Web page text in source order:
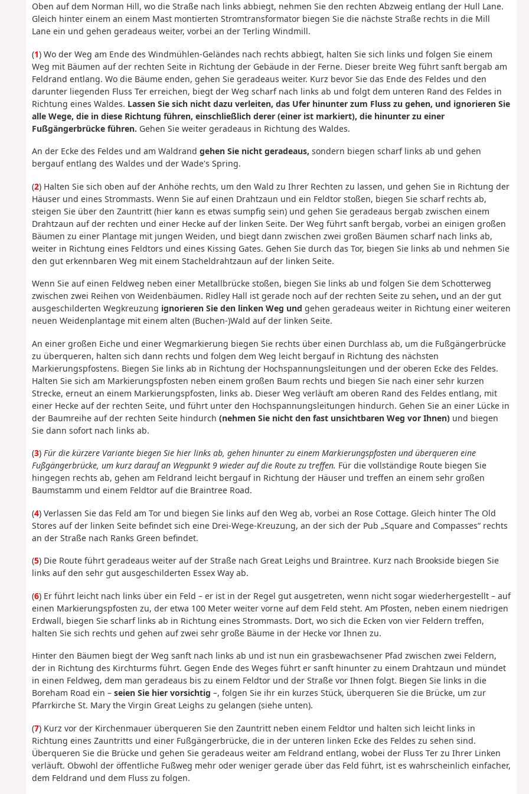
Oben auf dem Norman Hill, wo die Straße nach links abbiegt, nehmen Sie den rechten Abzweig entlang der Hull Lane.
Gleich hinter einem an einem Mast montierten Stromtransformator biegen Sie die nächste Straße rechts in die Mill
Lane ein und gehen geradeaus weiter, vorbei an der Terling Windmill.
(1) Wo der Weg am Ende des Windmühlen-Geländes nach rechts abbiegt, halten Sie sich links und folgen Sie einem
Weg mit Bäumen auf der rechten Seite in Richtung der Gebäude in der Ferne. Dieser breite Weg führt sanft bergab am
Feldrand entlang. Wo die Bäume enden, gehen Sie geradeaus weiter. Kurz bevor Sie das Ende des Feldes und den
darunter liegenden Fluss Ter erreichen, biegt der Weg scharf nach links ab und folgt dem unteren Rand des Feldes in
Richtung eines Waldes. Lassen Sie sich nicht dazu verleiten, das Ufer hinunter zum Fluss zu gehen, und ignorieren Sie
alle Wege, die in diese Richtung führen, einschließlich derer (einer ist markiert), die hinunter zu einer
Fußgängerbrücke führen. Gehen Sie weiter geradeaus in Richtung des Waldes.
An der Ecke des Feldes und am Waldrand gehen Sie nicht geradeaus, sondern biegen scharf links ab und gehen
bergauf entlang des Waldes und der Wade's Spring.
(2) Halten Sie sich oben auf der Anhöhe rechts, um den Wald zu Ihrer Rechten zu lassen, und gehen Sie in Richtung der
Häuser und eines Strommasts. Wenn Sie auf einen Drahtzaun und ein Feldtor stoßen, biegen Sie scharf rechts ab,
steigen Sie über den Zauntritt (hier kann es etwas sumpfig sein) und gehen Sie geradeaus bergab zwischen einem
Drahtzaun auf der rechten und einer Hecke auf der linken Seite. Der Weg führt sanft bergab, vorbei an einigen großen
Bäumen zu einer Plantage mit jungen Weiden, und biegt dann zwischen zwei großen Bäumen scharf nach links ab,
weiter in Richtung eines Feldtors und eines Kissing Gates. Gehen Sie durch das Tor, biegen Sie links ab und nehmen Sie
den gut erkennbaren Weg mit einem Stacheldrahtzaun auf der linken Seite.
Wenn Sie auf einen Feldweg neben einer Metallbrücke stoßen, biegen Sie links ab und folgen Sie dem Schotterweg
zwischen zwei Reihen von Weidenbäumen. Ridley Hall ist gerade noch auf der rechten Seite zu sehen, und an der gut
ausgeschilderten Wegkreuzung ignorieren Sie den linken Weg und gehen geradeaus weiter in Richtung einer weiteren
neuen Weidenplantage mit einem alten (Buchen-)Wald auf der linken Seite.
An einer großen Eiche und einer Wegmarkierung biegen Sie rechts über einen Durchlass ab, um die Fußgängerbrücke
zu überqueren, halten sich dann rechts und folgen dem Weg leicht bergauf in Richtung des nächsten
Markierungspfostens. Biegen Sie links ab in Richtung der Hochspannungsleitungen und der oberen Ecke des Feldes.
Halten Sie sich am Markierungspfosten neben einem großen Baum rechts und biegen Sie nach einer sehr kurzen
Strecke, erneut an einem Markierungspfosten, links ab. Dieser Weg verläuft am oberen Rand des Feldes entlang, mit
einer Hecke auf der rechten Seite, und führt unter den Hochspannungsleitungen hindurch. Gehen Sie an einer Lücke in
der Baumreihe auf der rechten Seite hindurch (nehmen Sie nicht den fast unsichtbaren Weg vor Ihnen)und biegen
Sie dann sofort nach links ab.
(3) Für die kürzere Variante biegen Sie hier links ab, gehen hinunter zu einem Markierungspfosten und überqueren eine
Fußgängerbrücke, um kurz darauf an Wegpunkt 9 wieder auf die Route zu treffen. Für die vollständige Route biegen Sie
hingegen rechts ab, gehen am Feldrand leicht bergauf in Richtung der Häuser und treffen an einem sehr großen
Baumstamm und einem Feldtor auf die Braintree Road.
(4) Verlassen Sie das Feld am Tor und biegen Sie links auf den Weg ab, vorbei an Rose Cottage. Gleich hinter The Old
Stores auf der linken Seite befindet sich eine Drei-Wege-Kreuzung, an der sich der Pub „Square and Compasses“ rechts
an der Straße nach Ranks Green befindet.
(5) Die Route führt geradeaus weiter auf der Straße nach Great Leighs und Braintree. Kurz nach Brookside biegen Sie
links auf den sehr gut ausgeschilderten Essex Way ab.
(6) Er führt leicht nach links über ein Feld – er ist in der Regel gut ausgetreten, wenn nicht sogar wiederhergestellt – auf
einen Markierungspfosten zu, der etwa 100 Meter weiter vorne auf dem Feld steht. Am Pfosten, neben einem niedrigen
Erdwall, biegen Sie scharf links ab in Richtung eines Strommasts. Dort, wo sich die Ecken von vier Feldern treffen,
halten Sie sich rechts und gehen auf zwei sehr große Bäume in der Hecke vor Ihnen zu.
Hinter den Bäumen biegt der Weg sanft nach links ab und ist nun ein grasbewachsener Pfad zwischen zwei Feldern,
der in Richtung des Kirchturms führt. Gegen Ende des Weges führt er sanft hinunter zu einem Drahtzaun und mündet
in einen Feldweg, dem man geradeaus bis zu einem Feldtor und der Straße vor Ihnen folgt. Biegen Sie links in die
Boreham Road ein –seien Sie hier vorsichtig –, folgen Sie ihr ein kurzes Stück, überqueren Sie die Brücke, um zur
Pfarrkirche St. Mary the Virgin Great Leighs zu gelangen (siehe unten).
(7) Kurz vor der Kirchenmauer überqueren Sie den Zauntritt neben einem Feldtor und halten sich leicht links in
Richtung eines Zauntritts und einer Fußgängerbrücke, die in der unteren linken Ecke des Feldes zu sehen sind.
Überqueren Sie die Brücke und gehen Sie geradeaus weiter am Feldrand entlang, wobei der Fluss Ter zu Ihrer Linken
verläuft. Obwohl der öffentliche Fußweg mehr oder weniger gerade über das Feld führt, ist es wahrscheinlich einfacher,
dem Feldrand und dem Fluss zu folgen.